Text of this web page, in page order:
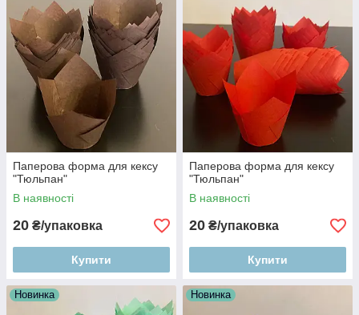
морозильної камери. Діапазон температур
застосування становить від -40 °C до +220 °C. Що дає
змогу використовувати ці форми для заморожування.
Можливість застосування у НВЧ-печах
Форми підходять для використання не тільки в духових
шафах, але й у мікрохвильових печах.
Оптимальний процес випікання
Під час випікання хлібобулочних виробів, форми
забезпечують отримання тепла з усіх боків, завдяки
чому вироби пропікаються швидше та рівномірніше, і
водночас не підгоряють, а час охолодження готового
продукту істотно скорочується.
Жиростійкість і жиронепроникність
Паперові форми не пропускають вологу та вбирають
надлишки жиру. Залежно від технології та матеріалу
виробництва, вони мають високу жировистість або
жиронепроникність.
Немає потреби в змащуванні
Паперова форма для кексу
"Тюльпан"
В наявності
20 ₴/упаковка
Купити
Паперова форма для кексу
"Тюльпан"
В наявності
20 ₴/упаковка
Купити
Новинка Новинка